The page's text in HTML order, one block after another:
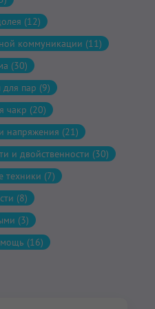
(12)
коммуникации (11)
(30)
пар (9)
чакр (20)
напряжения (21)
и двойственности (30)
техники (7)
(8)
(3)
(16)